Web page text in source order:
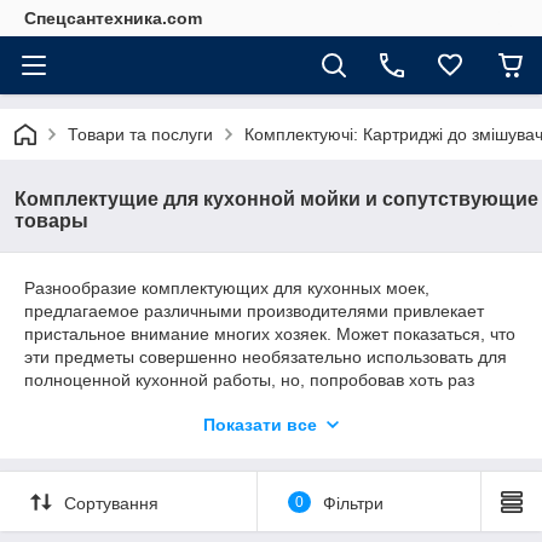
Спецсантехника.com
Товари та послуги Комплектуючі: Картриджі до
Комплектущие для кухонной мойки и сопутствующие
товары
Разнообразие комплектующих для кухонных моек,
предлагаемое различными производителями привлекает
пристальное внимание многих хозяек. Может показаться, что
эти предметы совершенно необязательно использовать для
полноценной кухонной работы, но, попробовав хоть раз
вы не захотите от них отказаться.
кухні може стати настільки функціональної, що у вас буде
виходити швидко і одночасно справлятися з кількома
Показати все
Сортування 0 Фільтри